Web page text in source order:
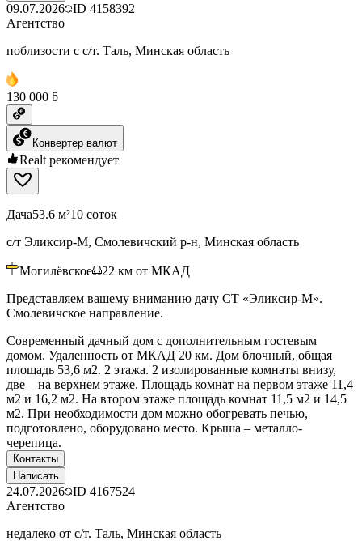
09.07.2026 ID 4158392
Агентство
поблизости с с/т. Таль, Минская область
130 000 ƃ
Конвертер валют
Realt рекомендует
Дача53.6 м²10 соток
с/т Эликсир-М, Смолевичский р-н, Минская область
Могилёвское 22 км от МКАД
Представляем вашему вниманию дачу СТ «Эликсир-М».
Смолевичское направление.
Современный дачный дом с дополнительным гостевым
домом. Удаленность от МКАД 20 км. Дом блочный, общая
площадь 53,6 м2. 2 этажа. 2 изолированные комнаты внизу,
две – на верхнем этаже. Площадь комнат на первом этаже 11,4
м2 и 16,2 м2. На втором этаже площадь комнат 11,5 м2 и 14,5
м2. При необходимости дом можно обогревать печью,
подготовлено, оборудовано место. Крыша – металло-
черепица.
Контакты
Написать
24.07.2026 ID 4167524
Агентство
недалеко от с/т. Таль, Минская область